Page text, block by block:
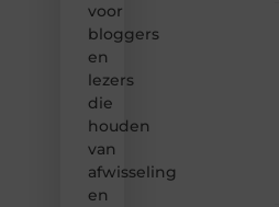
voor
bloggers
en
lezers
die
houden
van
afwisseling
en